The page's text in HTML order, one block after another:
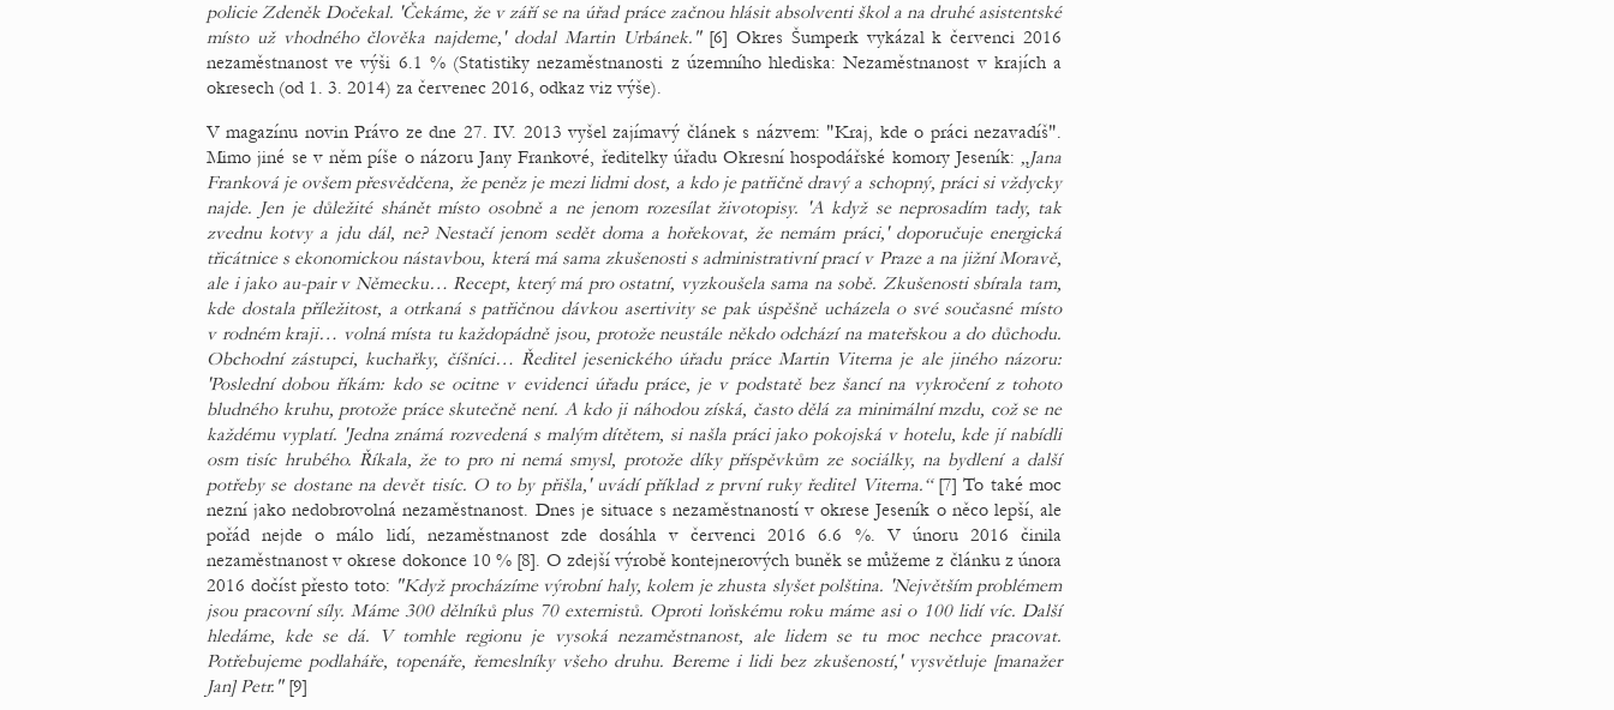
policie Zdeněk Dočekal. 'Čekáme, že v září se na úřad práce začnou hlásit absolventi škol a na druhé asistentské
místo už vhodného člověka najdeme,' dodal Martin Urbánek."[6] Okres Šumperk vykázal k červenci 2016
nezaměstnanost ve výši 6.1 % (Statistiky nezaměstnanosti z územního hlediska: Nezaměstnanost v krajích a
okresech (od 1. 3. 2014) za červenec 2016, odkaz viz výše).
V magazínu novin Právo ze dne 27. IV. 2013 vyšel zajímavý článek s názvem: "Kraj, kde o práci nezavadíš".
Mimo jiné se v něm píše o názoru Jany Frankové, ředitelky úřadu Okresní hospodářské komory Jeseník: „Jana
Franková je ovšem přesvědčena, že peněz je mezi lidmi dost, a kdo je patřičně dravý a schopný, práci si vždycky
najde. Jen je důležité shánět místo osobně a ne jenom rozesílat životopisy. 'A když se neprosadím tady, tak
zvednu kotvy a jdu dál, ne? Nestačí jenom sedět doma a hořekovat, že nemám práci,' doporučuje energická
třicátnice s ekonomickou nástavbou, která má sama zkušenosti s administrativní prací v Praze a na jižní Moravě,
ale i jako au-pair v Německu… Recept, který má pro ostatní, vyzkoušela sama na sobě. Zkušenosti sbírala tam,
kde dostala příležitost, a otrkaná s patřičnou dávkou asertivity se pak úspěšně ucházela o své současné místo
v rodném kraji… volná místa tu každopádně jsou, protože neustále někdo odchází na mateřskou a do důchodu.
Obchodní zástupci, kuchařky, číšníci… Ředitel jesenického úřadu práce Martin Viterna je ale jiného názoru:
'Poslední dobou říkám: kdo se ocitne v evidenci úřadu práce, je v podstatě bez šancí na vykročení z tohoto
bludného kruhu, protože práce skutečně není. A kdo ji náhodou získá, často dělá za minimální mzdu, což se ne
každému vyplatí. 'Jedna známá rozvedená s malým dítětem, si našla práci jako pokojská v hotelu, kde jí nabídli
osm tisíc hrubého. Říkala, že to pro ni nemá smysl, protože díky příspěvkům ze sociálky, na bydlení a další
potřeby se dostane na devět tisíc. O to by přišla,' uvádí příklad z první ruky ředitel Viterna.“[7] To také moc
nezní jako nedobrovolná nezaměstnanost. Dnes je situace s nezaměstnaností v okrese Jeseník o něco lepší, ale
pořád nejde o málo lidí, nezaměstnanost zde dosáhla v červenci 2016 6.6 %. V únoru 2016 činila
nezaměstnanost v okrese dokonce 10 % [8]. O zdejší výrobě kontejnerových buněk se můžeme z článku z února
2016 dočíst přesto toto: "Když procházíme výrobní haly, kolem je zhusta slyšet polština. 'Největším problémem
jsou pracovní síly. Máme 300 dělníků plus 70 externistů. Oproti loňskému roku máme asi o 100 lidí víc. Další
hledáme, kde se dá. V tomhle regionu je vysoká nezaměstnanost, ale lidem se tu moc nechce pracovat.
Potřebujeme podlaháře, topenáře, řemeslníky všeho druhu. Bereme i lidi bez zkušeností,' vysvětluje [manažer
Jan] Petr."[9]